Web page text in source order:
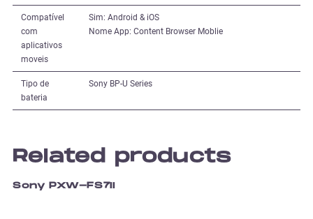
Compatível
com
aplicativos
moveis
Sim: Android & iOS
Nome App: Content Browser Moblie
Tipo de
bateria
Sony BP-U Series
Related products
Sony PXW-FS7II